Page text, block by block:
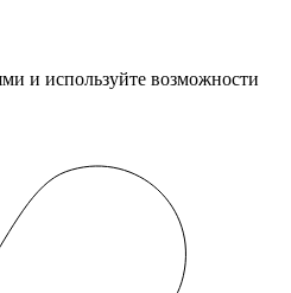
и используйте возможности